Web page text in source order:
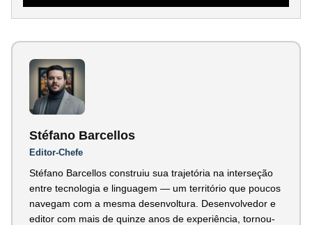
Stéfano Barcellos
Editor-Chefe
Stéfano Barcellos construiu sua trajetória na interseção
entre tecnologia e linguagem — um território que poucos
navegam com a mesma desenvoltura. Desenvolvedor e
editor com mais de quinze anos de experiência, tornou-